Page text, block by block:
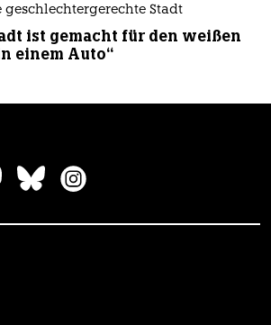
geschlechtergerechte Stadt
ist gemacht für den weißen
einem Auto“